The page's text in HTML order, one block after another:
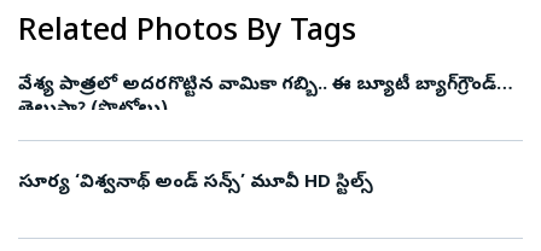
Related Photos By Tags
వేశ్య పాత్రలో అదరగొట్టిన వామికా గబ్బి.. ఈ బ్యూటీ బ్యాగ్‌గ్రౌండ్‌
తెలుసా? (ఫొటోలు)
సూర్య ‘విశ్వనాథ్ అండ్ సన్స్’ మూవీ HD స్టిల్స్